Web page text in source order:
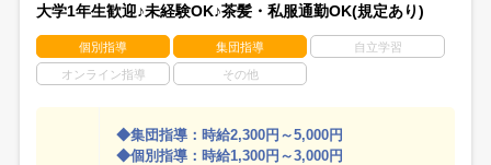
大学1年生歓迎♪未経験OK♪茶髪・私服通勤OK(規定あり)
個別指導 集団指導 自立学習
オンライン指導 その他
◆集団指導：時給2,300円～5,000円
◆個別指導：時給1,300円～3,000円